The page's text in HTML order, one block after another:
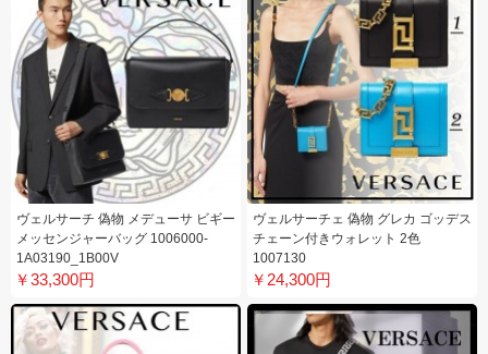
ヴェルサーチ 偽物 メデューサ ビギー
メッセンジャーバッグ 1006000-
1A03190_1B00V
￥33,300円
ヴェルサーチェ 偽物 グレカ ゴッデス
チェーン付きウォレット 2色
1007130
￥24,300円